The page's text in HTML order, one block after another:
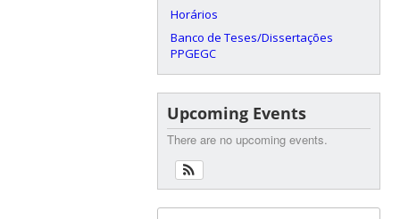
Horários
Banco de Teses/Dissertações
PPGEGC
Upcoming Events
There are no upcoming events.